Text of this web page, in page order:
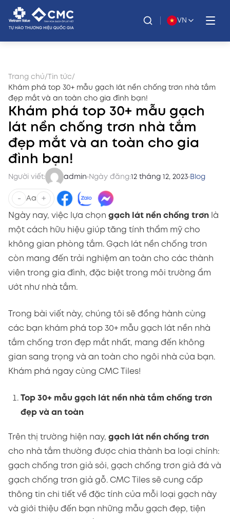
VN
Trang chủ/ Tin tức/
Khám phá top 30+ mẫu gạch lát nền chống trơn nhà tắm
đẹp mắt và an toàn cho gia đình bạn!
Khám phá top 30+ mẫu gạch
lát nền chống trơn nhà tắm
đẹp mắt và an toàn cho gia
đình bạn!
Người viết: admin Ngày đăng:12 tháng 12, 2023 Blog
- Aa +
Ngày nay, việc lựa chọn gạch lát nền chống trơn là
một cách hữu hiệu giúp tăng tính thẩm mỹ cho
không gian phòng tắm. Gạch lát nền chống trơn
còn mang đến trải nghiệm an toàn cho các thành
viên trong gia đình, đặc biệt trong môi trường ẩm
ướt như nhà tắm.
Trong bài viết này, chúng tôi sẽ đồng hành cùng
các bạn khám phá top 30+ mẫu gạch lát nền nhà
tắm chống trơn đẹp mắt nhất, mang đến không
gian sang trọng và an toàn cho ngôi nhà của bạn.
Khám phá ngay cùng CMC Tiles!
Top 30+ mẫu gạch lát nền nhà tắm chống trơn
đẹp và an toàn
Trên thị trường hiện nay, gạch lát nền chống trơn
cho nhà tắm thường được chia thành ba loại chính:
gạch chống trơn giả sỏi, gạch chống trơn giả đá và
gạch chống trơn giả gỗ. CMC Tiles sẽ cung cấp
thông tin chi tiết về đặc tính của mỗi loại gạch này
và giới thiệu đến bạn những mẫu gạch đẹp, tiện